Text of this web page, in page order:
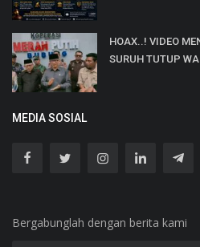
HOAX..! VIDEO
SURUH TUTUP
MEDIA SOSIAL
Bergabunglah dengan berita kami